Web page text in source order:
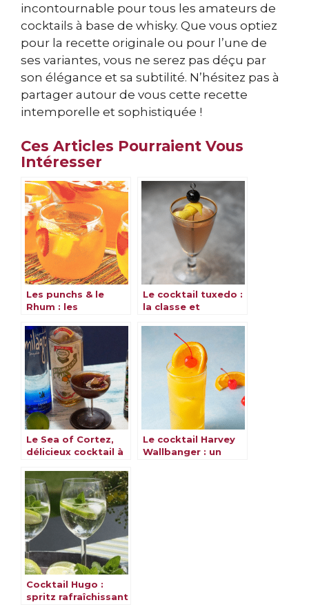
incontournable pour tous les amateurs de
cocktails à base de whisky. Que vous optiez
pour la recette originale ou pour l’une de
ses variantes, vous ne serez pas déçu par
son élégance et sa subtilité. N’hésitez pas à
partager autour de vous cette recette
intemporelle et sophistiquée !
Ces Articles Pourraient Vous
Intéresser
Les punchs & le
Rhum : les
Le cocktail tuxedo :
la classe et
Le Sea of Cortez,
délicieux cocktail à
Le cocktail Harvey
Wallbanger : un
Cocktail Hugo :
spritz rafraîchissant